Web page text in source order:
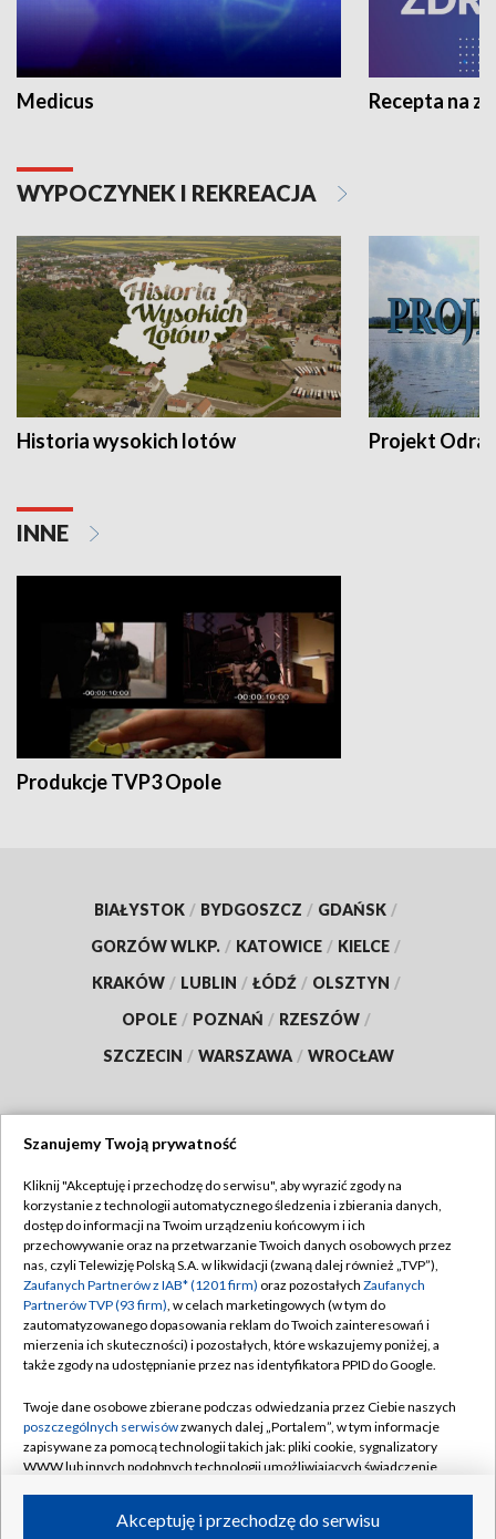
Medicus Recepta na
WYPOCZYNEK I REKREACJA
Historia wysokich lotów Projekt Odra
INNE
Produkcje TVP3 Opole
BIAŁYSTOK / BYDGOSZCZ / GDAŃSK /
GORZÓW WLKP. / KATOWICE / KIELCE /
KRAKÓW / LUBLIN / ŁÓDŹ / OLSZTYN /
OPOLE / POZNAŃ / RZESZÓW /
SZCZECIN / WARSZAWA / WROCŁAW
TVP
Abonament TVP
Emisja w TVP
Centrum informacji TVP
Naziemna Telewizja Cyfrowa
Rada Programowa
System NOS
Informacje o nadawcy
Program dla prasy
Regulamin TVP
Polityka prywatności
Moje zgody
Pomoc
Kontakt
Kanały
Szanujemy Twoją prywatność
Kliknij "Akceptuję i przechodzę do serwisu", aby wyrazić zgody na
korzystanie z technologii automatycznego śledzenia i zbierania danych,
dostęp do informacji na Twoim urządzeniu końcowym i ich
przechowywanie oraz na przetwarzanie Twoich danych osobowych przez
nas, czyli Telewizję Polską S.A. w likwidacji (zwaną dalej również „TVP”),
Zaufanych Partnerów z IAB* (1201 firm) oraz pozostałych Zaufanych
Partnerów TVP (93 firm), w celach marketingowych (w tym do
zautomatyzowanego dopasowania reklam do Twoich zainteresowań i
mierzenia ich skuteczności) i pozostałych, które wskazujemy poniżej, a
także zgody na udostępnianie przez nas identyfikatora PPID do Google.
Twoje dane osobowe zbierane podczas odwiedzania przez Ciebie naszych
poszczególnych serwisówzwanych dalej „Portalem”, w tym informacje
zapisywane za pomocą technologii takich jak: pliki cookie, sygnalizatory
WWW lub innych podobnych technologii umożliwiających świadczenie
ruchu w Internecie.Akceptuję i przechodzę do serwisu